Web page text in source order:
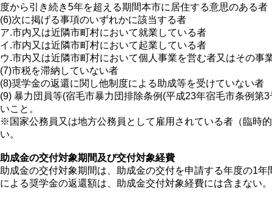
度から引き続き5年を超える期間本市に居住する意思のある者
(6)次に掲げる事項のいずれかに該当する者
ア.市内又は近隣市町村において就業している者
イ.市内又は近隣市町村において起業している者
ウ.市内又は近隣市町村において個人事業を営む者又はその事
(7)市税を滞納していない者
(8)奨学金の返還に関し他制度による助成等を受けていない者
(9) 暴力団員等(宿毛市暴力団排除条例(平成23年宿毛市条例
いこと。
※国家公務員又は地方公務員として雇用されている者（臨時
い。
助成金の交付対象期間及び交付対象経費
助成金の交付対象期間は、助成金の交付を申請する年度の1
による奨学金の返還額は、助成金交付対象経費には含まない。